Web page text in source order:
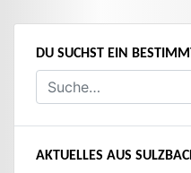
DU SUCHST EIN
AKTUELLES AUS